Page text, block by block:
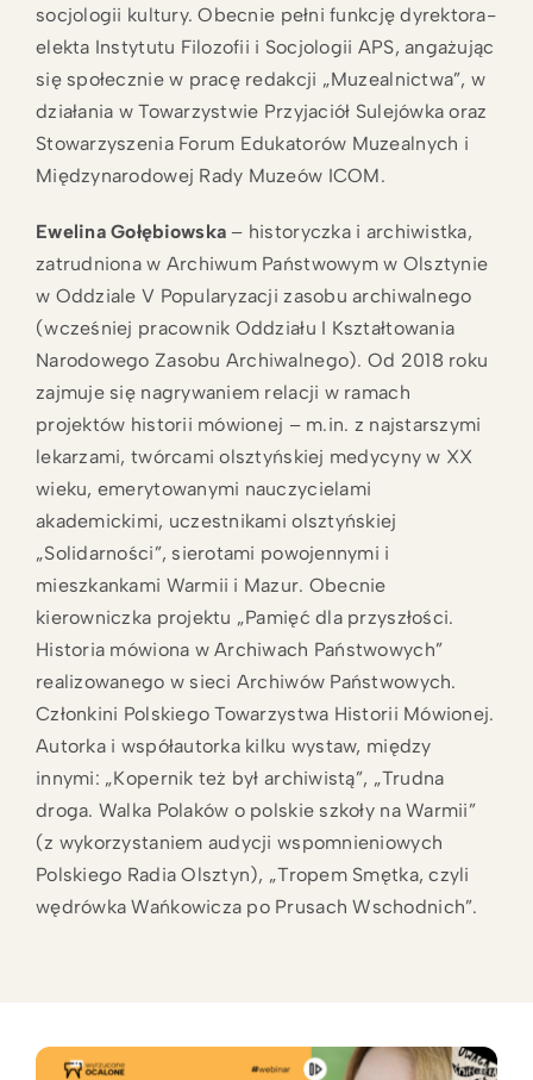
socjologii kultury. Obecnie pełni funkcję dyrektora-
elekta Instytutu Filozofii i Socjologii APS, angażując
się społecznie w pracę redakcji „Muzealnictwa”, w
działania w Towarzystwie Przyjaciół Sulejówka oraz
Stowarzyszenia Forum Edukatorów Muzealnych i
Międzynarodowej Rady Muzeów ICOM.
Ewelina Gołębiowska – historyczka i archiwistka,
zatrudniona w Archiwum Państwowym w Olsztynie
w Oddziale V Popularyzacji zasobu archiwalnego
(wcześniej pracownik Oddziału I Kształtowania
Narodowego Zasobu Archiwalnego). Od 2018 roku
zajmuje się nagrywaniem relacji w ramach
projektów historii mówionej – m.in. z najstarszymi
lekarzami, twórcami olsztyńskiej medycyny w XX
wieku, emerytowanymi nauczycielami
akademickimi, uczestnikami olsztyńskiej
„Solidarności”, sierotami powojennymi i
mieszkankami Warmii i Mazur. Obecnie
kierowniczka projektu „Pamięć dla przyszłości.
Historia mówiona w Archiwach Państwowych”
realizowanego w sieci Archiwów Państwowych.
Członkini Polskiego Towarzystwa Historii Mówionej.
Autorka i współautorka kilku wystaw, między
innymi: „Kopernik też był archiwistą”, „Trudna
droga. Walka Polaków o polskie szkoły na Warmii”
(z wykorzystaniem audycji wspomnieniowych
Polskiego Radia Olsztyn), „Tropem Smętka, czyli
wędrówka Wańkowicza po Prusach Wschodnich”.